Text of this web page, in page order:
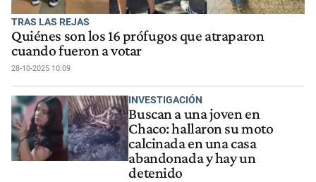
TRAS LAS REJAS
Quiénes son los 16 prófugos que atraparon
cuando fueron a votar
28-10-2025 10:09
INVESTIGACIÓN
Buscan a una joven en
Chaco: hallaron su moto
calcinada en una casa
abandonada y hay un
detenido